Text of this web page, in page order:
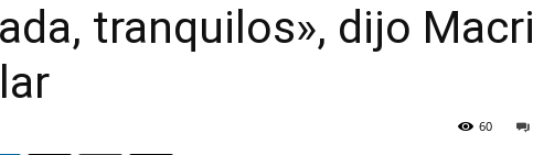
tranquilos», dijo Macri
60